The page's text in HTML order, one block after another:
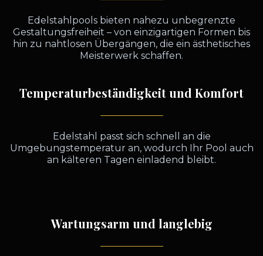
Edelstahlpools bieten nahezu unbegrenzte
Gestaltungsfreiheit – von einzigartigen Formen bis
hin zu nahtlosen Übergängen, die ein ästhetisches
Meisterwerk schaffen.
Temperaturbeständigkeit und Komfort
Edelstahl passt sich schnell an die
Umgebungstemperatur an, wodurch Ihr Pool auch
an kälteren Tagen einladend bleibt.
Wartungsarm und langlebig